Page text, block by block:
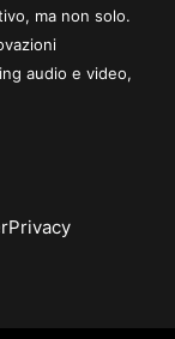
ma non solo.
audio e video,
Privacy